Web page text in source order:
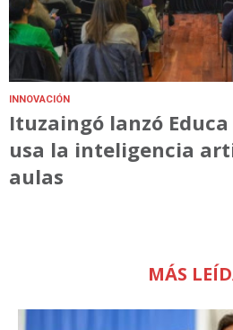
INNOVACIÓN
Ituzaingó lanzó Educa
usa la inteligencia
aulas
MÁS